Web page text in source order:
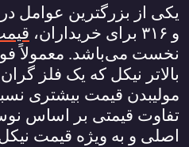
یکی از بزرگترین عوامل
و ۳۱۶ برای خریداران،
نخست می‌باشد. معمولاً
بالاتر نیکل که یک فلز
مولیبدن قیمت بیشتری
تفاوت قیمتی بر اساس
اصلی و به ویژه قیمت نیکل